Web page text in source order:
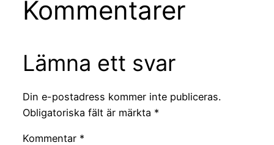
Kommentarer
Lämna ett svar
Din e-postadress kommer inte publiceras.
Obligatoriska fält är märkta *
Kommentar *